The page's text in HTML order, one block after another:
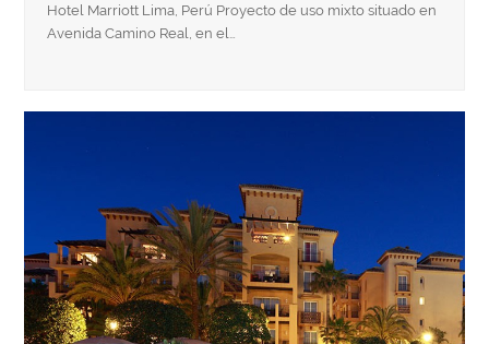
Hotel Marriott Lima, Perú Proyecto de uso mixto situado en
Avenida Camino Real, en el…